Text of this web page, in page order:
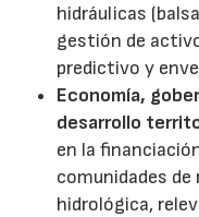
hidráulicas
gestión de
predictivo y
Economía,
desarrollo
en la
comunidades
hidrológica,